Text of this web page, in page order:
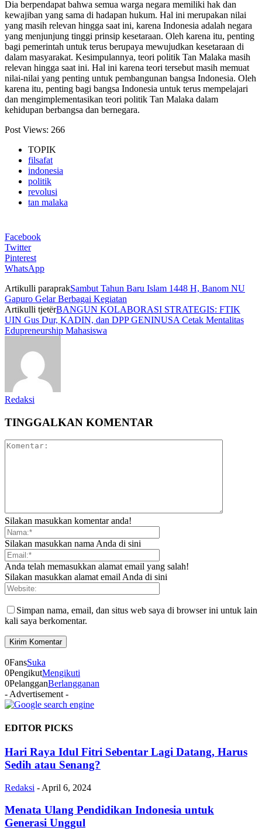
Dia berpendapat bahwa semua warga negara memiliki hak dan
kewajiban yang sama di hadapan hukum. Hal ini merupakan nilai
yang masih relevan hingga saat ini, karena Indonesia adalah negara
yang menjunjung tinggi prinsip kesetaraan. Oleh karena itu, penting
bagi pemerintah untuk terus berupaya mewujudkan kesetaraan di
dalam masyarakat. Kesimpulannya, teori politik Tan Malaka masih
relevan hingga saat ini. Hal ini karena teori tersebut masih memuat
nilai-nilai yang penting untuk pembangunan bangsa Indonesia. Oleh
karena itu, penting bagi bangsa Indonesia untuk terus mempelajari
dan mengimplementasikan teori politik Tan Malaka dalam
kehidupan berbangsa dan bernegara.
Post Views: 266
TOPIK
filsafat
indonesia
politik
revolusi
tan malaka
Facebook
Twitter
Pinterest
WhatsApp
Artikulli paraprakSambut Tahun Baru Islam 1448 H, Banom NU
Gapuro Gelar Berbagai Kegiatan
Artikulli tjetërBANGUN KOLABORASI STRATEGIS: FTIK
UIN Gus Dur, KADIN, dan DPP GENINUSA Cetak Mentalitas
Edupreneurship Mahasiswa
Redaksi
TINGGALKAN KOMENTAR
Silakan masukkan komentar anda!
Silakan masukkan nama Anda di sini
Anda telah memasukkan alamat email yang salah!
Silakan masukkan alamat email Anda di sini
Simpan nama, email, dan situs web saya di browser ini untuk lain
kali saya berkomentar.
0FansSuka
0PengikutMengikuti
0PelangganBerlangganan
- Advertisement -
EDITOR PICKS
Hari Raya Idul Fitri Sebentar Lagi Datang, Harus
Sedih atau Senang?
Redaksi - April 6, 2024
Menata Ulang Pendidikan Indonesia untuk
Generasi Unggul